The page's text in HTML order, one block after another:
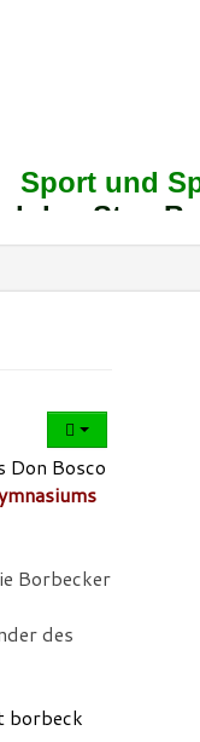
Sport und
den Step
Don Bosco
Borbecker
des